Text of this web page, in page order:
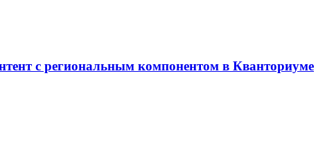
с региональным компонентом в Кванториуме